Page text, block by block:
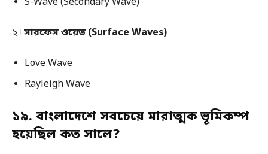
২। সারফেস ওয়েভ (Surface Waves)
Love Wave
Rayleigh Wave
১৯. বাংলাদেশে সবচেয়ে মারাত্মক ভূমিকম্প
হয়েছিল কত সালে?